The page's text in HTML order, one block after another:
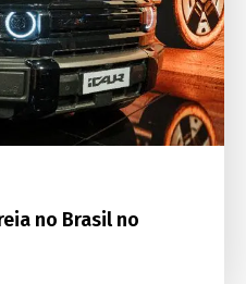
no Brasil no